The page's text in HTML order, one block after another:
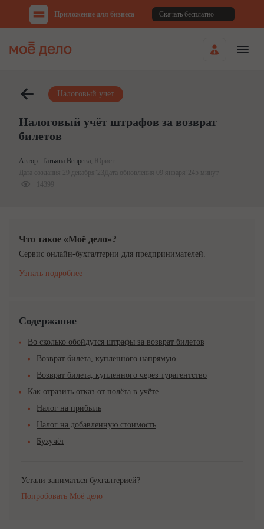
Приложение для бизнеса Скачать бесплатно
Налоговый учет
Налоговый учёт штрафов за возврат
билетов
Автор: Татьяна Вепрева,
Юрист
Дата создания 29 декабря’23
Дата обновления 09 января’24 5 минут
Что такое «Моё дело»?
Cервис онлайн-бухгалтерии для предпринимателей.
Узнать подробнее
Содержание
Во сколько обойдутся штрафы за возврат билетов
Возврат билета, купленного напрямую
Возврат билета, купленного через турагентство
Как отразить отказ от полёта в учёте
Налог на прибыль
Налог на добавленную стоимость
Бухучёт
Устали заниматься бухгалтерией?
Попробовать Моё дело